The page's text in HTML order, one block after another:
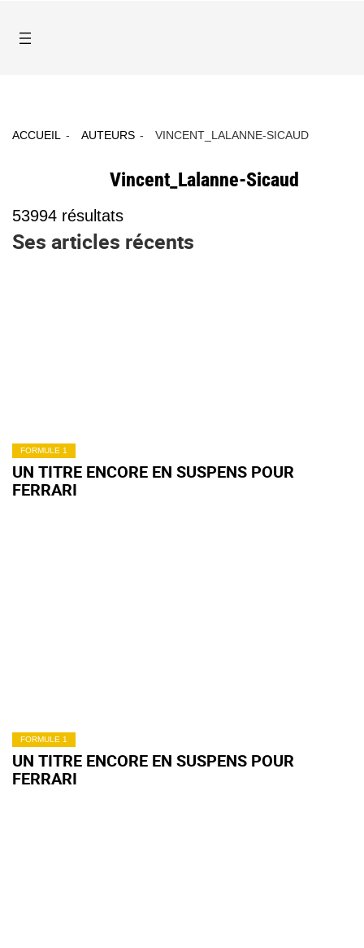
ACCUEIL AUTEURS VINCENT_LALANNE-SICAUD
Vincent_Lalanne-Sicaud
53994 résultats
Ses articles récents
FORMULE 1
UN TITRE ENCORE EN SUSPENS POUR
FERRARI
FORMULE 1
UN TITRE ENCORE EN SUSPENS POUR
FERRARI